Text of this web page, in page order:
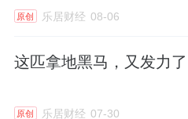
利润为-144.96亿元，同
原创 乐居财经 08-06
这匹拿地黑马，又发力了
原创 乐居财经 07-30